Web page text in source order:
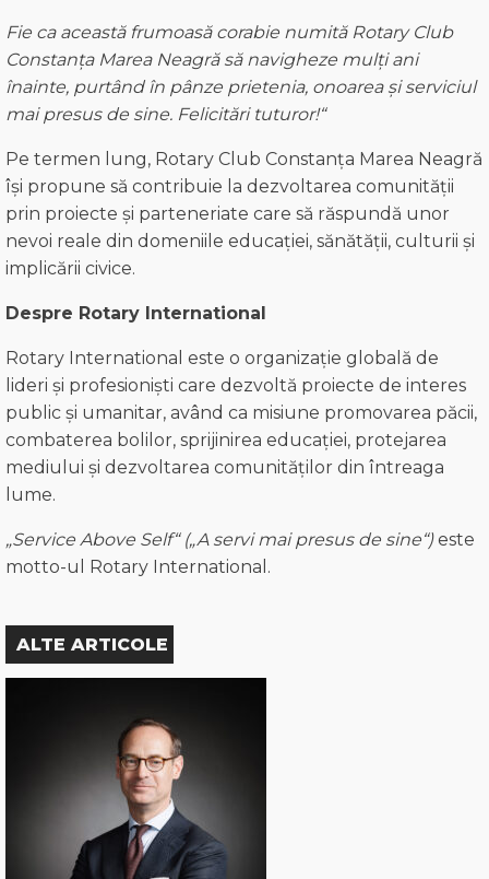
Fie ca această frumoasă corabie numită Rotary Club
Constanța Marea Neagră să navigheze mulți ani
înainte, purtând în pânze prietenia, onoarea și serviciul
mai presus de sine. Felicitări tuturor!“
Pe termen lung, Rotary Club Constanța Marea Neagră
își propune să contribuie la dezvoltarea comunității
prin proiecte și parteneriate care să răspundă unor
nevoi reale din domeniile educației, sănătății, culturii și
implicării civice.
Despre Rotary International
Rotary International este o organizație globală de
lideri și profesioniști care dezvoltă proiecte de interes
public și umanitar, având ca misiune promovarea păcii,
combaterea bolilor, sprijinirea educației, protejarea
mediului și dezvoltarea comunităților din întreaga
lume.
„Service Above Self“(„A servi mai presus de sine“)este
motto-ul Rotary International.
ALTE ARTICOLE